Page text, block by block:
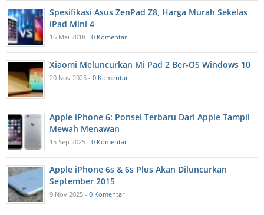
Spesifikasi Asus ZenPad Z8, Harga Murah Sekelas
iPad Mini 4
16 Mei 2018 - 0 Komentar
Xiaomi Meluncurkan Mi Pad 2 Ber-OS Windows 10
20 Nov 2025 - 0 Komentar
Apple iPhone 6: Ponsel Terbaru Dari Apple Tampil
Mewah Menawan
15 Sep 2025 - 0 Komentar
Apple iPhone 6s & 6s Plus Akan Diluncurkan
September 2015
9 Nov 2025 - 0 Komentar